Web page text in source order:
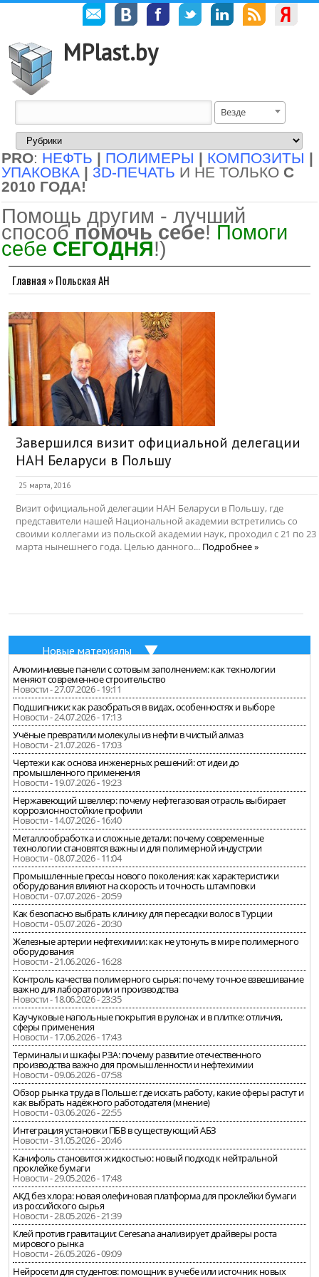
MPlast.by
Везде
PRO: НЕФТЬ | ПОЛИМЕРЫ | КОМПОЗИТЫ |
УПАКОВКА | 3D-ПЕЧАТЬ И НЕ ТОЛЬКО С
2010 ГОДА!
Помощь другим - лучший
способ помочь себе! Помоги
себе СЕГОДНЯ!)
Главная »Польская АН
Завершился визит официальной делегации
НАН Беларуси в Польшу
25 марта, 2016
Визит официальной делегации НАН Беларуси в Польшу, где
представители нашей Национальной академии встретились со
своими коллегами из польской академии наук, проходил с 21 по 23
марта нынешнего года. Целью данного... Подробнее »
Новые материалы
Алюминиевые панели с сотовым заполнением: как технологии
меняют современное строительство
Новости - 27.07.2026 - 19:11
Подшипники: как разобраться в видах, особенностях и выборе
Новости - 24.07.2026 - 17:13
Учёные превратили молекулы из нефти в чистый алмаз
Новости - 21.07.2026 - 17:03
Чертежи как основа инженерных решений: от идеи до
промышленного применения
Новости - 19.07.2026 - 19:23
Нержавеющий швеллер: почему нефтегазовая отрасль выбирает
коррозионностойкие профили
Новости - 14.07.2026 - 16:40
Металлообработка и сложные детали: почему современные
технологии становятся важны и для полимерной индустрии
Новости - 08.07.2026 - 11:04
Промышленные прессы нового поколения: как характеристики
оборудования влияют на скорость и точность штамповки
Новости - 07.07.2026 - 20:59
Как безопасно выбрать клинику для пересадки волос в Турции
Новости - 05.07.2026 - 20:30
Железные артерии нефтехимии: как не утонуть в мире полимерного
оборудования
Новости - 21.06.2026 - 16:28
Контроль качества полимерного сырья: почему точное взвешивание
важно для лаборатории и производства
Новости - 18.06.2026 - 23:35
Каучуковые напольные покрытия в рулонах и в плитке: отличия,
сферы применения
Новости - 17.06.2026 - 17:43
Терминалы и шкафы РЗА: почему развитие отечественного
производства важно для промышленности и нефтехимии
Новости - 09.06.2026 - 07:58
Обзор рынка труда в Польше: где искать работу, какие сферы растут и
как выбрать надёжного работодателя (мнение)
Новости - 03.06.2026 - 22:55
Интеграция установки ПБВ в существующий АБЗ
Новости - 31.05.2026 - 20:46
Канифоль становится жидкостью: новый подход к нейтральной
проклейке бумаги
Новости - 29.05.2026 - 17:48
АКД без хлора: новая олефиновая платформа для проклейки бумаги
из российского сырья
Новости - 28.05.2026 - 21:39
Клей против гравитации: Ceresana анализирует драйверы роста
мирового рынка
Новости - 26.05.2026 - 09:09
Нейросети для студентов: помощник в учебе или источник новых